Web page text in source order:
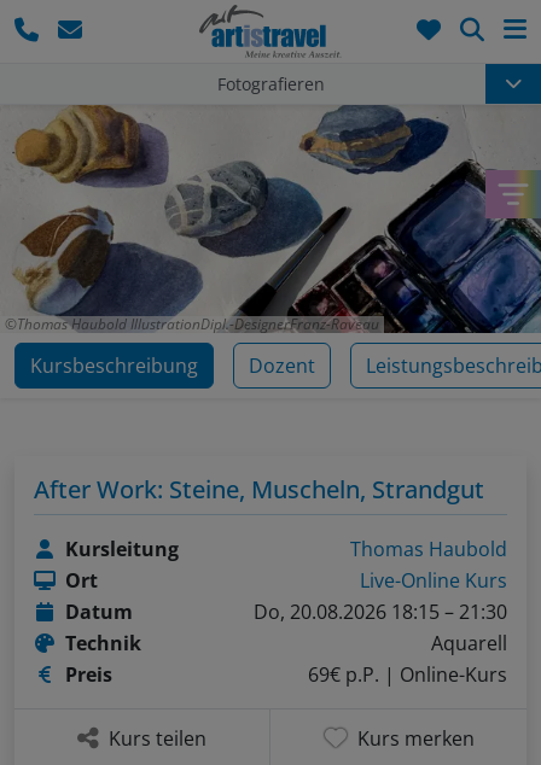
Fotografieren
Thomas Haubold IllustrationDipl.-DesignerFranz-Raveau
Kursbeschreibung Dozent
After Work: Steine, Muscheln, Strandgut
Kursleitung
Thomas Haubold
Ort
Live-Online Kurs
Datum
Do, 20.08.2026 18:15 – 21:30
Technik
Aquarell
Preis
69€ p.P. | Online-Kurs
Kurs teilen Kurs merken